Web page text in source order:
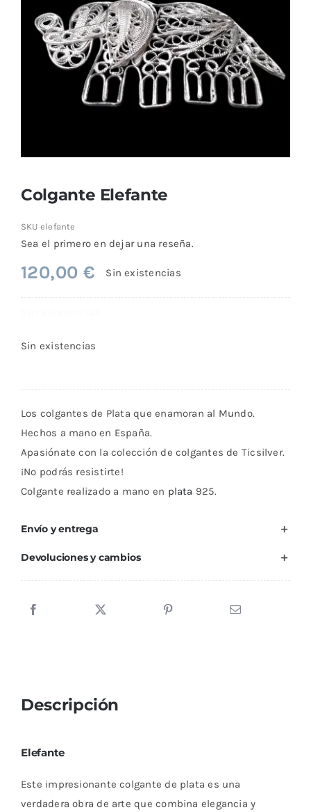
Comprar
Colgante Elefante
SKU elefante
Sea el primero en dejar una reseña.
120,00 € Sin existencias
Sin existencias
Los colgantes de Plata que enamoran al Mundo.
Hechos a mano en España.
Apasiónate con la colección de colgantes de Ticsilver.
¡No podrás resistirte!
Colgante realizado a mano en plata 925.
Envío y entrega
Devoluciones y cambios
Descripción
Elefante
Este impresionante colgante de plata es una
verdadera obra de arte que combina elegancia y